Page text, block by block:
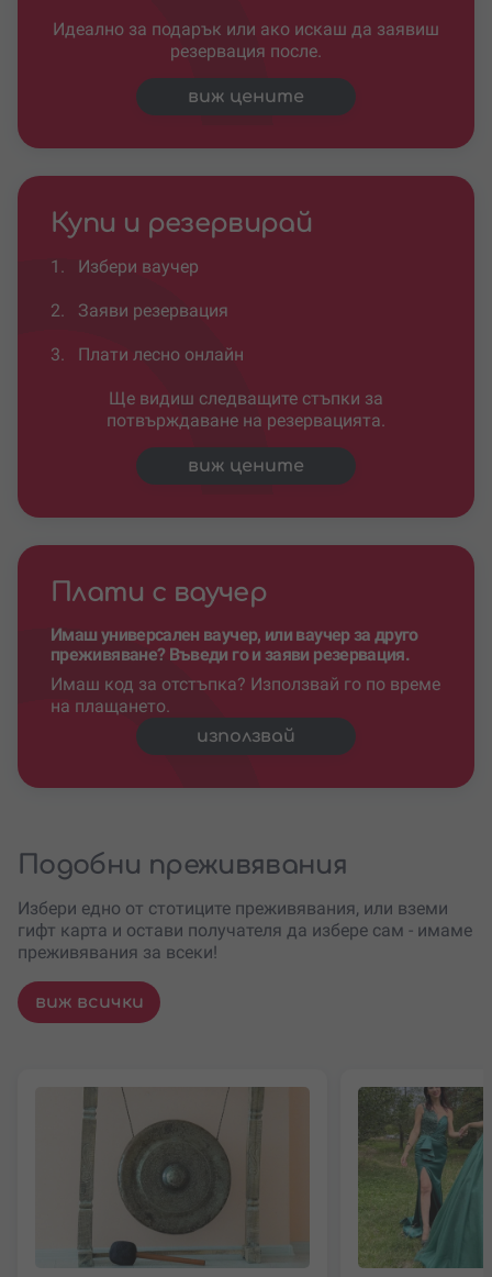
Идеално за подарък или ако искаш да заявиш
резервация после.
виж цените
Купи и резервирай
1. Избери ваучер
2. Заяви резервация
3. Плати лесно онлайн
Ще видиш следващите стъпки за
потвърждаване на резервацията.
виж цените
Плати с ваучер
Имаш универсален ваучер, или ваучер за друго
преживяване? Въведи го и заяви резервация.
Имаш код за отстъпка? Използвай го по време
на плащането.
използвай
Подобни преживявания
Избери едно от стотиците преживявания, или вземи
гифт карта и остави получателя да избере сам - имаме
преживявания за всеки!
виж всички